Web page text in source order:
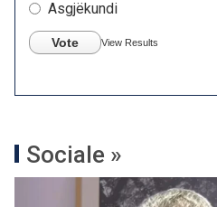
Asgjëkundi
Vote View Results
Sociale »